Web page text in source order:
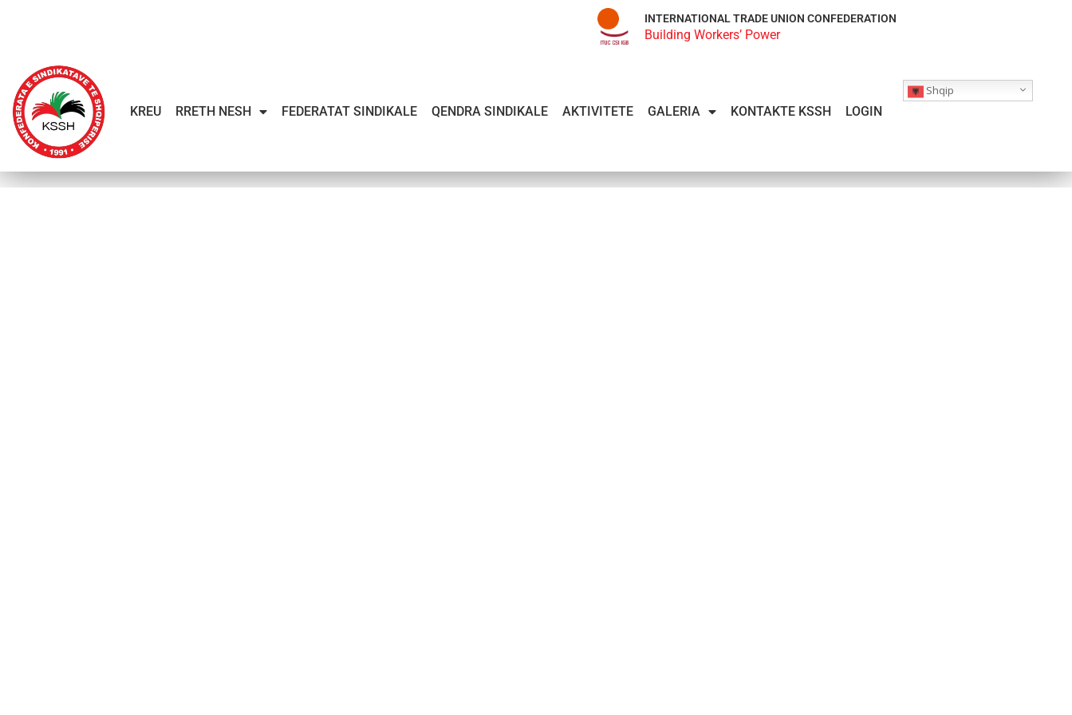
INTERNATIONAL TRADE UNION CONFEDERATION
Building Workers’ Power
KREU RRETH NESH FEDERATAT SINDIKALE QENDRA SINDIKALE AKTIVITETE GALERIA KONTAKTE KSSH LOGIN
Shqip